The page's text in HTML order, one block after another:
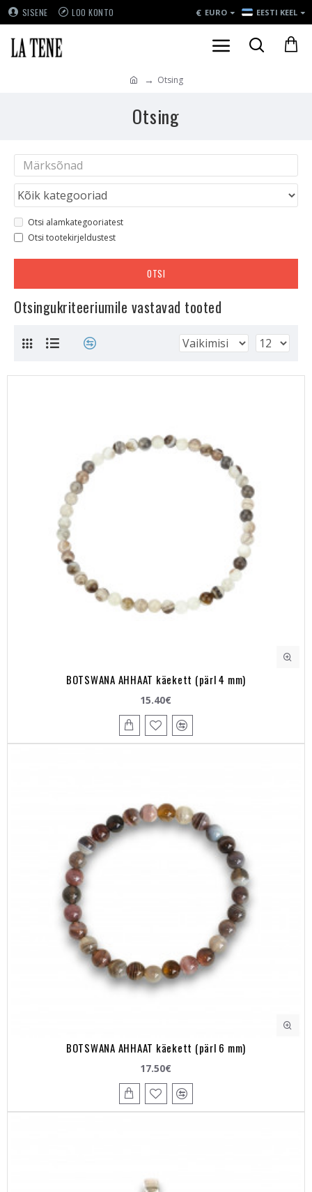
SISENE LOO KONTO € EURO EESTI KEEL
Otsing
Otsing
Otsi alamkategooriatest
Otsi tootekirjeldustest
OTSI
Otsingukriteeriumile vastavad tooted
BOTSWANA AHHAAT käekett (pärl 4 mm)
15.40€
BOTSWANA AHHAAT käekett (pärl 6 mm)
17.50€